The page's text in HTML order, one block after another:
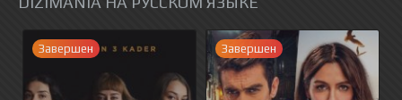
Завершен Завершен